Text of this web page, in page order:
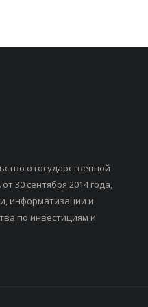
о государственной
30 сентября 2014 года,
информатизации и
по инвестициям и